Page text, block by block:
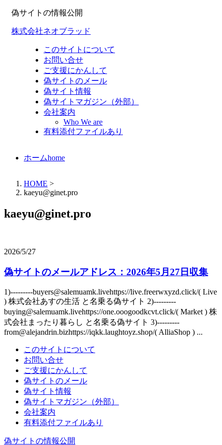
偽サイトの情報公開
株式会社ネオブラッド
このサイトについて
お問い合せ
ご支援にかんして
偽サイトのメール
偽サイト情報
偽サイトマガジン（外部）
会社案内
Who We are
有料添付ファイルあり
ホームhome
HOME >
kaeyu@ginet.pro
kaeyu@ginet.pro
2026/5/27
偽サイトのメールアドレス：2026年5月27日収集
1)---------buyers@salemuamk.livehttps://live.freerwxyzd.click/( Live
) 株式会社あすの生活 と名乗る偽サイト 2)---------
buying@salemuamk.livehttps://one.ooogoodkcvt.click/( Market ) 株
式会社まったり暮らし と名乗る偽サイト 3)---------
from@alejandrin.bizhttps://iqkk.laughtoyz.shop/( AlliaShop ) ...
このサイトについて
お問い合せ
ご支援にかんして
偽サイトのメール
偽サイト情報
偽サイトマガジン（外部）
会社案内
有料添付ファイルあり
偽サイトの情報公開